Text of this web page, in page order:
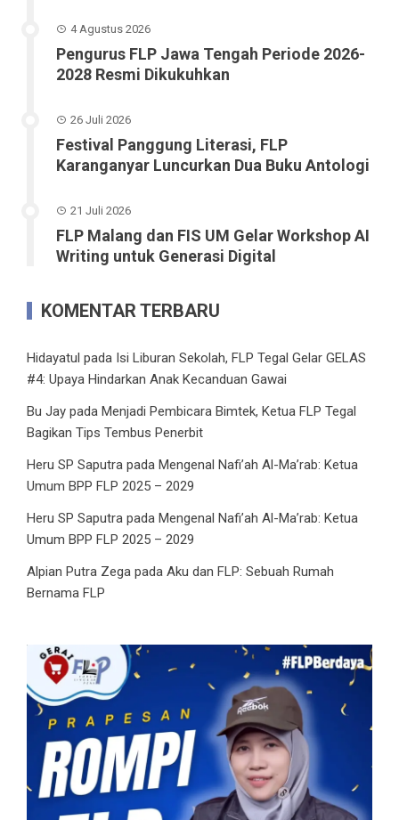
4 Agustus 2026
Pengurus FLP Jawa Tengah Periode 2026-
2028 Resmi Dikukuhkan
26 Juli 2026
Festival Panggung Literasi, FLP
Karanganyar Luncurkan Dua Buku Antologi
21 Juli 2026
FLP Malang dan FIS UM Gelar Workshop AI
Writing untuk Generasi Digital
KOMENTAR TERBARU
Hidayatul pada Isi Liburan Sekolah, FLP Tegal Gelar GELAS
#4: Upaya Hindarkan Anak Kecanduan Gawai
Bu Jay pada Menjadi Pembicara Bimtek, Ketua FLP Tegal
Bagikan Tips Tembus Penerbit
Heru SP Saputra pada Mengenal Nafi’ah Al-Ma’rab: Ketua
Umum BPP FLP 2025 – 2029
Heru SP Saputra pada Mengenal Nafi’ah Al-Ma’rab: Ketua
Umum BPP FLP 2025 – 2029
Alpian Putra Zega pada Aku dan FLP: Sebuah Rumah
Bernama FLP